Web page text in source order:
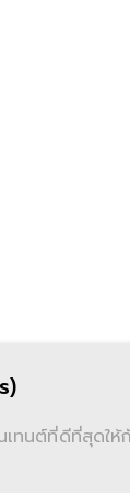
ทนต์ที่ดีที่สุดให้